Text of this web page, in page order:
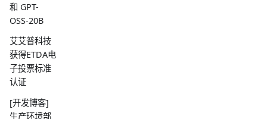
和 GPT-
OSS-20B
艾艾普科技
获得ETDA电
子投票标准
认证
[开发博客]
生产环境部